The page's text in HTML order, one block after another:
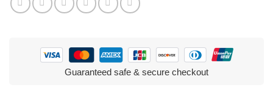
Guaranteed safe & secure checkout